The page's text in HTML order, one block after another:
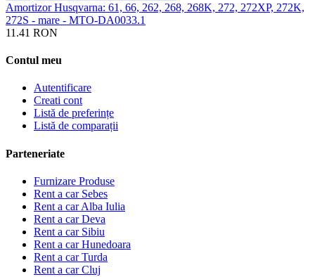
Amortizor Husqvarna: 61, 66, 262, 268, 268K, 272, 272XP, 272K,
272S - mare - MTO-DA0033.1
11.41 RON
Contul meu
Autentificare
Creati cont
Listă de preferințe
Listă de comparații
Parteneriate
Furnizare Produse
Rent a car Sebes
Rent a car Alba Iulia
Rent a car Deva
Rent a car Sibiu
Rent a car Hunedoara
Rent a car Turda
Rent a car Cluj